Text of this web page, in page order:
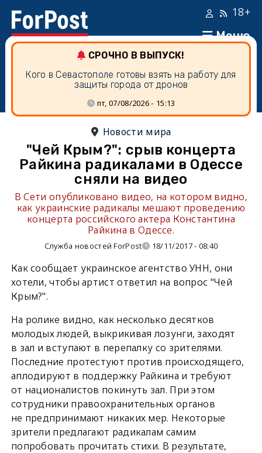
Меню
18+
СРОЧНО В ВЫПУСК!
Кого в Севастополе готовы взять на работу для
защиты города от дронов
пт, 07/08/2026 - 15:13
Новости мира
"Чей Крым?": срыв концерта
Райкина радикалами в Одессе
сняли на видео
В Сети опубликовано видео, на котором видно,
как украинские радикалы мешают проведению
концерта российского актера Константина
Райкина в Одессе.
Служба новостей ForPost 18/11/2017 - 08:40
Как сообщает украинское агентство УНН, они
хотели, чтобы артист ответил на вопрос "Чей
Крым?".
На ролике видно, как несколько десятков
молодых людей, выкрикивая лозунги, заходят
в зал и вступают в перепалку со зрителями.
Последние протестуют против происходящего,
аплодируют в поддержку Райкина и требуют
от националистов покинуть зал. При этом
сотрудники правоохранительных органов
не предпринимают никаких мер. Некоторые
зрители предлагают радикалам самим
попробовать прочитать стихи. В результате,